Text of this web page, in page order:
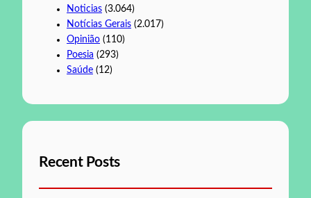
Noticias (3.064)
Notícias Gerais (2.017)
Opinião (110)
Poesia (293)
Saúde (12)
Recent Posts